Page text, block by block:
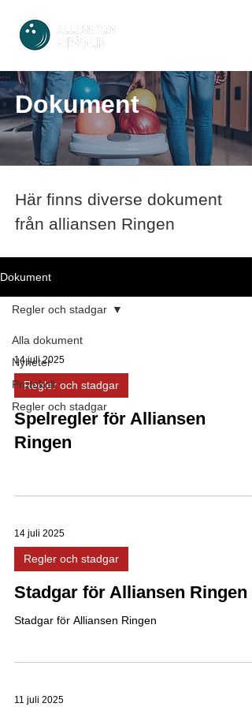
Dokument
Här finns diverse dokument
från alliansen Ringen
Dokument
Alla dokument
Nyheter
Protokoll
Regler och stadgar
Regler och stadgar
14 juli 2025
Regler och stadgar
Spelregler för Alliansen
Ringen
14 juli 2025
Regler och stadgar
Stadgar för Alliansen Ringen
Stadgar för Alliansen Ringen
11 juli 2025